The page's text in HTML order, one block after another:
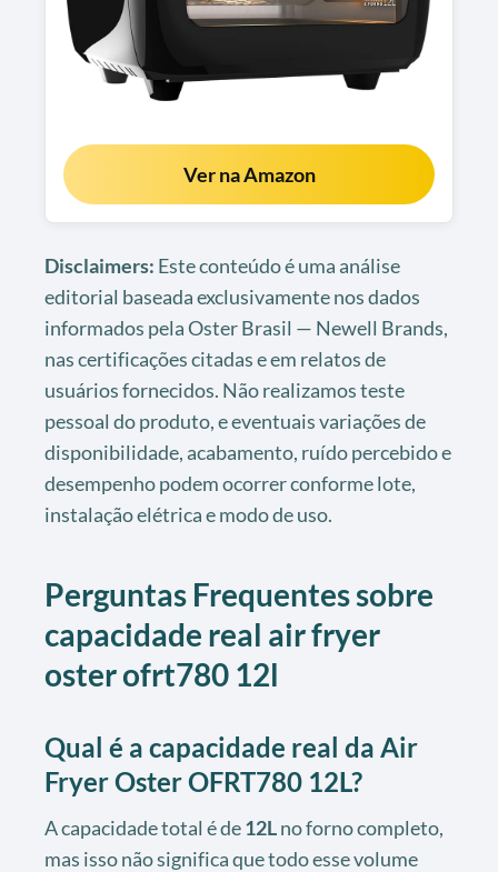
Ver na Amazon
Disclaimers: Este conteúdo é uma análise
editorial baseada exclusivamente nos dados
informados pela Oster Brasil — Newell Brands,
nas certificações citadas e em relatos de
usuários fornecidos. Não realizamos teste
pessoal do produto, e eventuais variações de
disponibilidade, acabamento, ruído percebido e
desempenho podem ocorrer conforme lote,
instalação elétrica e modo de uso.
Perguntas Frequentes sobre
capacidade real air fryer
oster ofrt780 12l
Qual é a capacidade real da Air
Fryer Oster OFRT780 12L?
A capacidade total é de12Lno forno completo,
mas isso não significa que todo esse volume